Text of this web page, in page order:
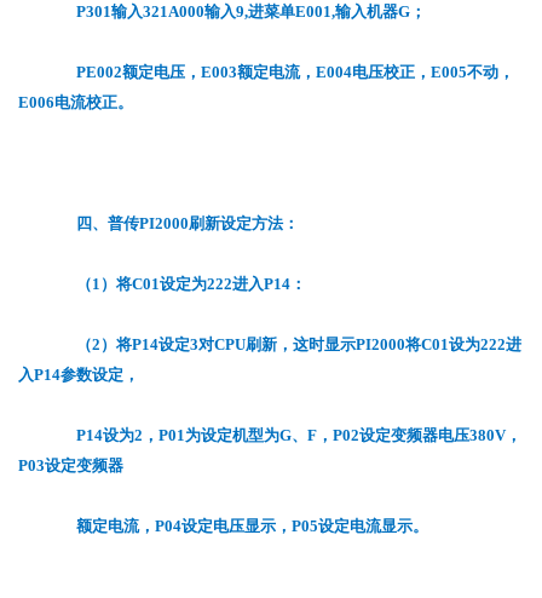
P301输入321A000输入9,进菜单E001,输入机器G；
PE002额定电压，E003额定电流，E004电压校正，E005不动，
E006电流校正。
四、普传PI2000刷新设定方法：
（1）将C01设定为222进入P14：
（2）将P14设定3对CPU刷新，这时显示PI2000将C01设为222进
入P14参数设定，
P14设为2，P01为设定机型为G、F，P02设定变频器电压380V，
P03设定变频器
额定电流，P04设定电压显示，P05设定电流显示。